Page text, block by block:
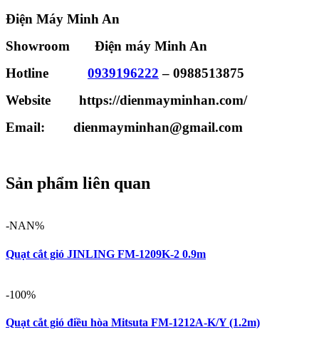
Điện Máy Minh An
Showroom Điện máy Minh An
Hotline 0939196222 – 0988513875
Website https://dienmayminhan.com/
Email: dienmayminhan@gmail.com
Sản phẩm liên quan
-NAN%
Quạt cắt gió JINLING FM-1209K-2 0.9m
-100%
Quạt cắt gió điều hòa Mitsuta FM-1212A-K/Y (1.2m)